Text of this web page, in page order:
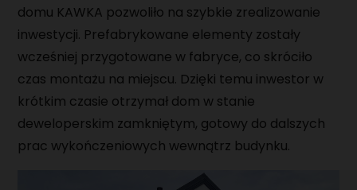
domu KAWKA pozwoliło na szybkie zrealizowanie
inwestycji. Prefabrykowane elementy zostały
wcześniej przygotowane w fabryce, co skróciło
czas montażu na miejscu. Dzięki temu inwestor w
krótkim czasie otrzymał dom w stanie
deweloperskim zamkniętym, gotowy do dalszych
prac wykończeniowych wewnątrz budynku.